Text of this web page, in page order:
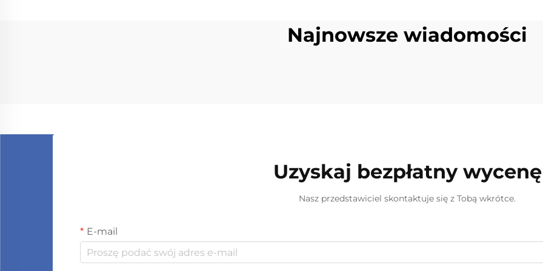
zamrażarka 12v
kempingowa
do użytku w
Stan Nowy
Najnowsze wiadomości
Uzyskaj bezpłatny wycenę
Nasz przedstawiciel skontaktuje się z Tobą wkrótce.
E-mail